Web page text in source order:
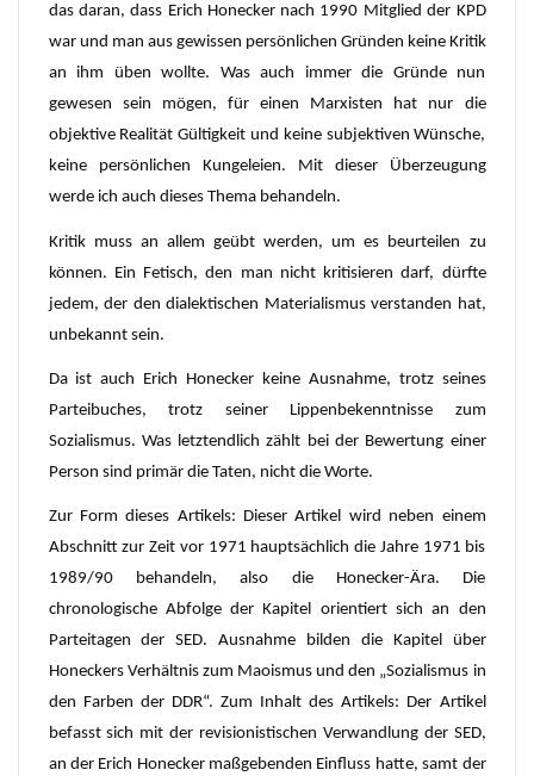
das daran, dass Erich Honecker nach 1990 Mitglied der KPD
war und man aus gewissen persönlichen Gründen keine Kritik
an ihm üben wollte. Was auch immer die Gründe nun
gewesen sein mögen, für einen Marxisten hat nur die
objektive Realität Gültigkeit und keine subjektiven Wünsche,
keine persönlichen Kungeleien. Mit dieser Überzeugung
werde ich auch dieses Thema behandeln.
Kritik muss an allem geübt werden, um es beurteilen zu
können. Ein Fetisch, den man nicht kritisieren darf, dürfte
jedem, der den dialektischen Materialismus verstanden hat,
unbekannt sein.
Da ist auch Erich Honecker keine Ausnahme, trotz seines
Parteibuches, trotz seiner Lippenbekenntnisse zum
Sozialismus. Was letztendlich zählt bei der Bewertung einer
Person sind primär die Taten, nicht die Worte.
Zur Form dieses Artikels: Dieser Artikel wird neben einem
Abschnitt zur Zeit vor 1971 hauptsächlich die Jahre 1971 bis
1989/90 behandeln, also die Honecker-Ära. Die
chronologische Abfolge der Kapitel orientiert sich an den
Parteitagen der SED. Ausnahme bilden die Kapitel über
Honeckers Verhältnis zum Maoismus und den „Sozialismus in
den Farben der DDR“. Zum Inhalt des Artikels: Der Artikel
befasst sich mit der revisionistischen Verwandlung der SED,
an der Erich Honecker maßgebenden Einfluss hatte, samt der